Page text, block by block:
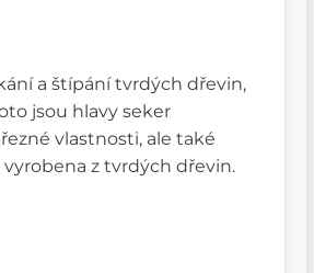
a štípání tvrdých dřevin,
jsou hlavy seker
vlastnosti, ale také
z tvrdých dřevin.